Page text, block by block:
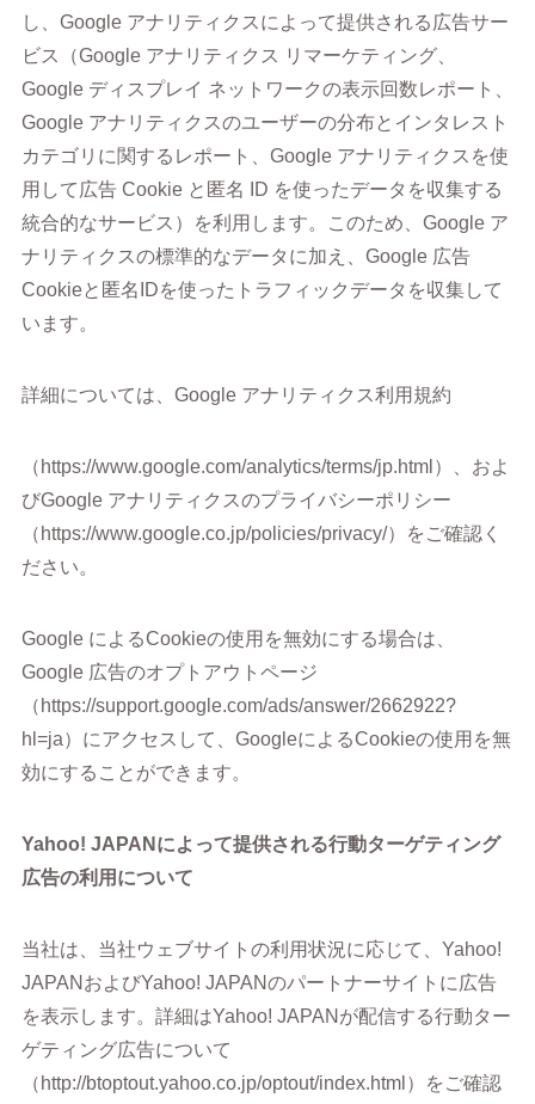
し、Google アナリティクスによって提供される広告サー
ビス（Google アナリティクス リマーケティング、
Google ディスプレイ ネットワークの表示回数レポート、
Google アナリティクスのユーザーの分布とインタレスト
カテゴリに関するレポート、Google アナリティクスを使
用して広告 Cookie と匿名 ID を使ったデータを収集する
統合的なサービス）を利用します。このため、Google ア
ナリティクスの標準的なデータに加え、Google 広告
Cookieと匿名IDを使ったトラフィックデータを収集して
います。
詳細については、Google アナリティクス利用規約
（https://www.google.com/analytics/terms/jp.html）、およ
びGoogle アナリティクスのプライバシーポリシー
（https://www.google.co.jp/policies/privacy/）をご確認く
ださい。
Google によるCookieの使用を無効にする場合は、
Google 広告のオプトアウトページ
（https://support.google.com/ads/answer/2662922?
hl=ja）にアクセスして、GoogleによるCookieの使用を無
効にすることができます。
Yahoo! JAPANによって提供される行動ターゲティング
広告の利用について
当社は、当社ウェブサイトの利用状況に応じて、Yahoo!
JAPANおよびYahoo! JAPANのパートナーサイトに広告
を表示します。詳細はYahoo! JAPANが配信する行動ター
ゲティング広告について
（http://btoptout.yahoo.co.jp/optout/index.html）をご確認